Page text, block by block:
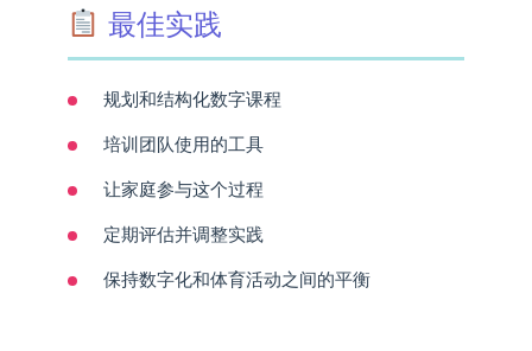
最佳实践
规划和结构化数字课程
培训团队使用的工具
让家庭参与这个过程
定期评估并调整实践
保持数字化和体育活动之间的平衡